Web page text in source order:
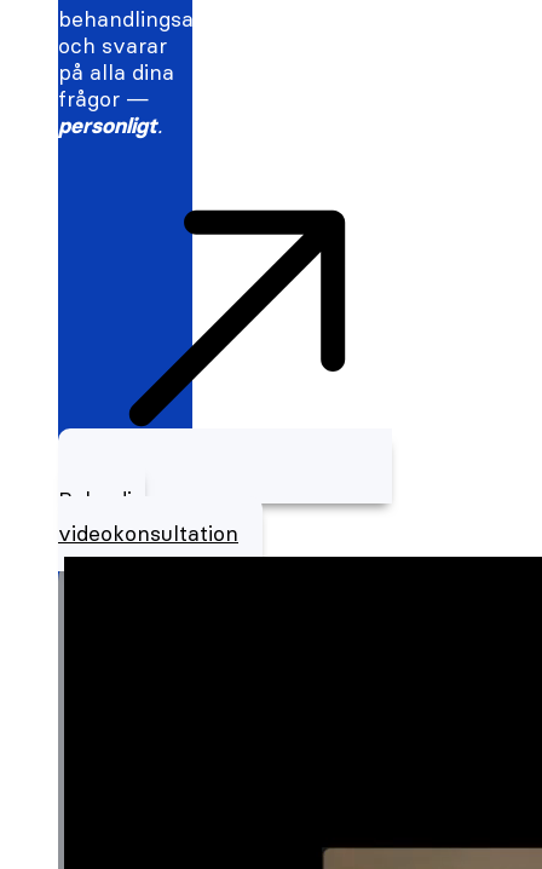
behandlingsalternativ
och svarar
på alla dina
frågor —
personligt.
Boka din
videokonsultation